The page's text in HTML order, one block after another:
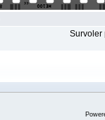
Survoler